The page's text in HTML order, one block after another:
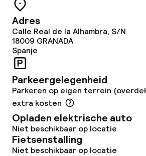
Schoonmaakvoorzieningen
Wasservice
Zakelijke faciliteiten
Conferentieruimte
Vergaderruimte
Adres
Calle Real de la Alhambra, S/N
18009 GRANADA
Spanje
Parkeergelegenheid
Parkeren op eigen terrein
extra kosten
Opladen elektrische auto
Niet beschikbaar op locatie
Fietsenstalling
Niet beschikbaar op locatie